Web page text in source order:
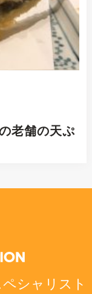
老舗の天ぷ
シャリスト